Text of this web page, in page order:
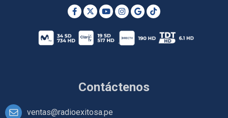
Contáctenos
ventas@radioexitosa.pe